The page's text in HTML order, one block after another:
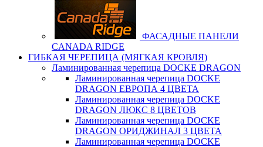
ФАСАДНЫЕ ПАНЕЛИ
CANADA RIDGE
ГИБКАЯ ЧЕРЕПИЦА (МЯГКАЯ КРОВЛЯ)
Ламинированная черепица DOCKE DRAGON
Ламинированная черепица DOCKE
DRAGON ЕВРОПА 4 ЦВЕТА
Ламинированная черепица DOCKE
DRAGON ЛЮКС 8 ЦВЕТОВ
Ламинированная черепица DOCKE
DRAGON ОРИДЖИНАЛ 3 ЦВЕТА
Ламинированная черепица DOCKE